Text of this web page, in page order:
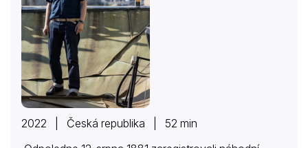
2022 | Česká republika | 52 min